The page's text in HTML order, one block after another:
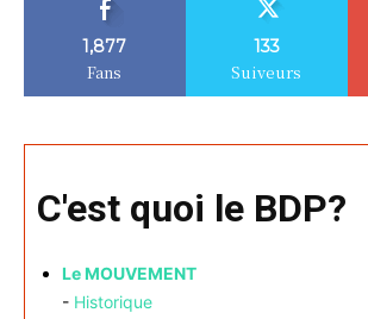
1,877
Fans
133
Suiveurs
C'est quoi le BDP?
Le MOUVEMENT
- Historique